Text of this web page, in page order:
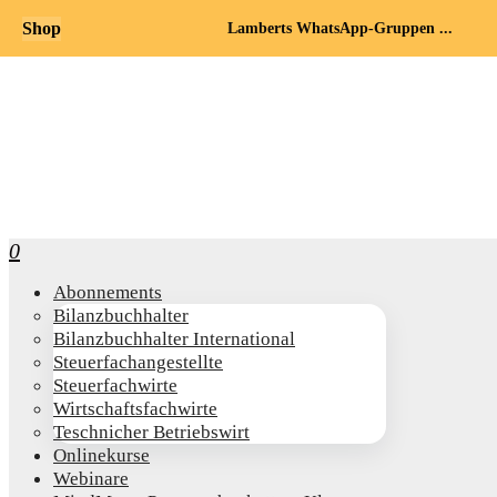
0
Abon­ne­ments
Bilanz­buch­hal­ter
Bilanz­buch­hal­ter International
Steu­er­fach­an­ge­stell­te
Steu­er­fach­wir­te
Wirt­schafts­fach­wir­te
Teschni­cher Betriebswirt
Online­kur­se
Web­i­na­re
Shop Lamberts WhatsApp-Gruppen ...